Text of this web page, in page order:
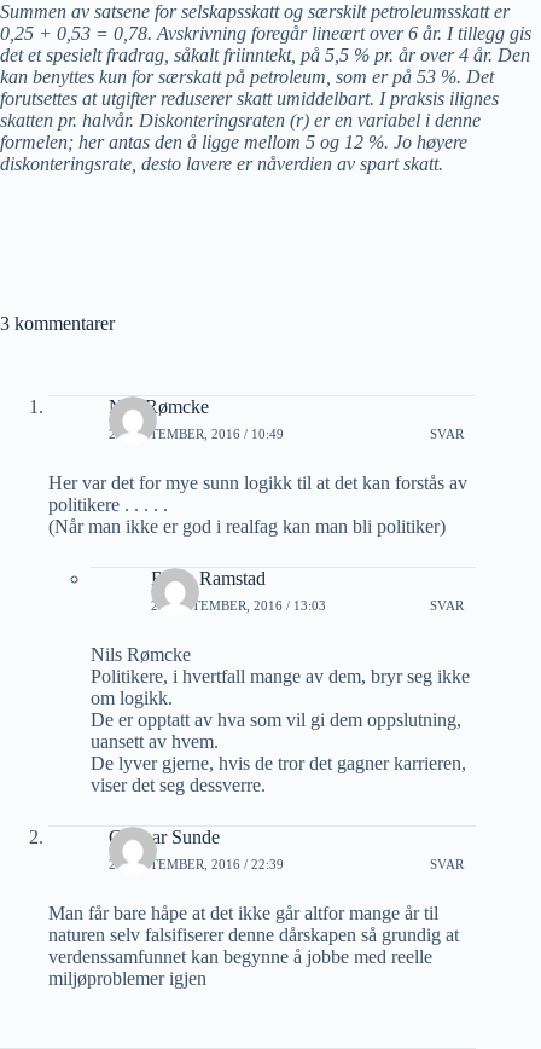
Summen av satsene for selskapsskatt og særskilt petroleumsskatt er
0,25 + 0,53 = 0,78. Avskrivning foregår lineært over 6 år. I tillegg gis
det et spesielt fradrag, såkalt friinntekt, på 5,5 % pr. år over 4 år. Den
kan benyttes kun for særskatt på petroleum, som er på 53 %. Det
forutsettes at utgifter reduserer skatt umiddelbart. I praksis ilignes
skatten pr. halvår. Diskonteringsraten (r) er en variabel i denne
formelen; her antas den å ligge mellom 5 og 12 %. Jo høyere
diskonteringsrate, desto lavere er nåverdien av spart skatt.
3 kommentarer
Nils Rømcke
20 SEPTEMBER, 2016 / 10:49 SVAR
Her var det for mye sunn logikk til at det kan forstås av
politikere . . . . .
(Når man ikke er god i realfag kan man bli politiker)
Bjørn Ramstad
20 SEPTEMBER, 2016 / 13:03 SVAR
Nils Rømcke
Politikere, i hvertfall mange av dem, bryr seg ikke
om logikk.
De er opptatt av hva som vil gi dem oppslutning,
uansett av hvem.
De lyver gjerne, hvis de tror det gagner karrieren,
viser det seg dessverre.
Gunnar Sunde
20 SEPTEMBER, 2016 / 22:39 SVAR
Man får bare håpe at det ikke går altfor mange år til
naturen selv falsifiserer denne dårskapen så grundig at
verdenssamfunnet kan begynne å jobbe med reelle
miljøproblemer igjen